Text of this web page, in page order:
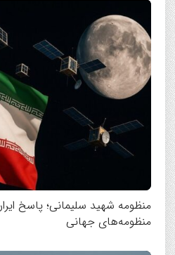
منظومه شهید سلیمانی؛ پاسخ
منظومه‌های جهانی